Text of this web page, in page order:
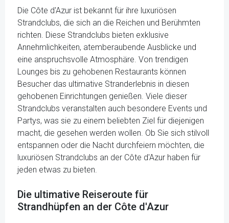
Die Côte d'Azur ist bekannt für ihre luxuriösen
Strandclubs, die sich an die Reichen und Berühmten
richten. Diese Strandclubs bieten exklusive
Annehmlichkeiten, atemberaubende Ausblicke und
eine anspruchsvolle Atmosphäre. Von trendigen
Lounges bis zu gehobenen Restaurants können
Besucher das ultimative Stranderlebnis in diesen
gehobenen Einrichtungen genießen. Viele dieser
Strandclubs veranstalten auch besondere Events und
Partys, was sie zu einem beliebten Ziel für diejenigen
macht, die gesehen werden wollen. Ob Sie sich stilvoll
entspannen oder die Nacht durchfeiern möchten, die
luxuriösen Strandclubs an der Côte d'Azur haben für
jeden etwas zu bieten.
Die ultimative Reiseroute für
Strandhüpfen an der Côte d'Azur